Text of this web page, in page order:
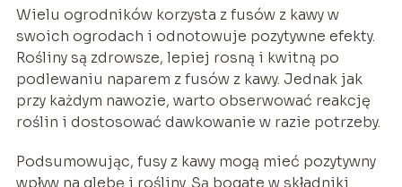
Wielu ogrodników korzysta z fusów z kawy w
swoich ogrodach i odnotowuje pozytywne efekty.
Rośliny są zdrowsze, lepiej rosną i kwitną po
podlewaniu naparem z fusów z kawy. Jednak jak
przy każdym nawozie, warto obserwować reakcję
roślin i dostosować dawkowanie w razie potrzeby.
Podsumowując, fusy z kawy mogą mieć pozytywny